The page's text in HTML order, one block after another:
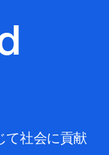
て社会に貢献